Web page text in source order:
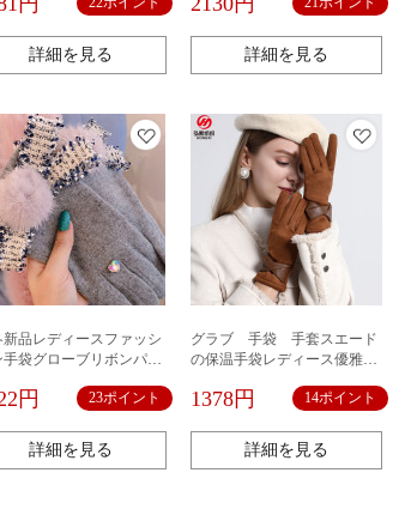
詳細を見る 詳細を見る
新品レディースファッシ
手袋グローブリボンパー
円 23ポイント
詳細を見る
グラブ 手袋 手套スエード
の保温手袋レディース優雅な
び防寒スリム冬手袋
1378円 14ポイント
詳細を見る